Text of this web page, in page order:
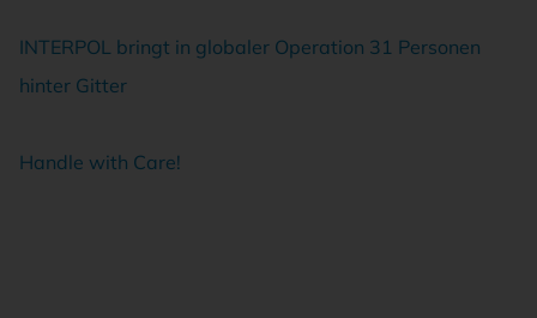
INTERPOL bringt in globaler Operation 31 Personen
hinter Gitter
Handle with Care!